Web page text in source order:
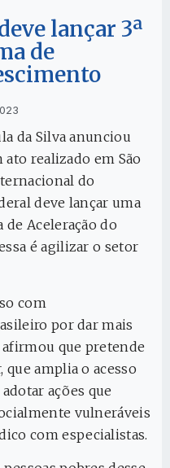
lançar 3ª
de
da Silva anunciou
ato realizado em São
do
deve lançar uma
de Aceleração do
é agilizar o setor
com
por dar mais
que pretende
que amplia o acesso
ações que
vulneráveis
com especialistas.